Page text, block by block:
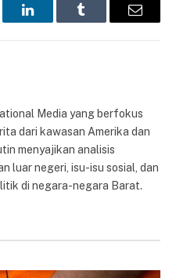
LinkedInTumblr Email
Media yang berfokus
dari kawasan Amerika dan
menyajikan analisis
luar negeri, isu-isu sosial, dan
di negara-negara Barat.